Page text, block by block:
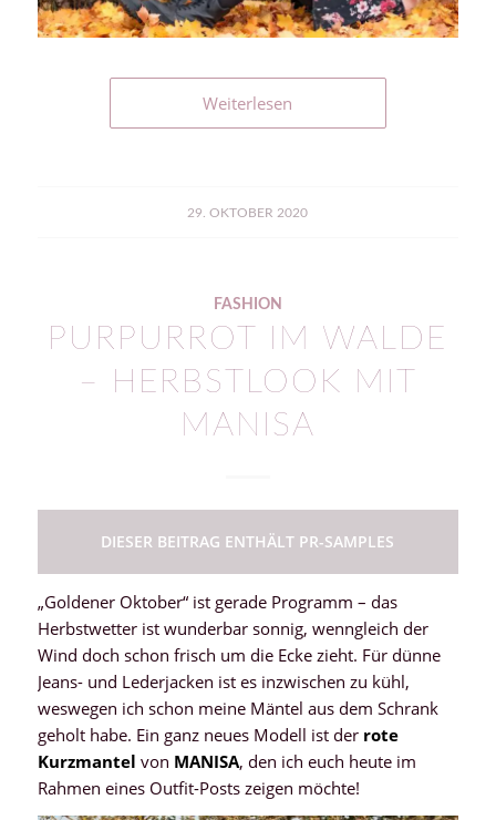
Weiterlesen
29. OKTOBER 2020
FASHION
PURPURROT IM WALDE
– HERBSTLOOK MIT
MANISA
DIESER BEITRAG ENTHÄLT PR-SAMPLES
„Goldener Oktober“ ist gerade Programm – das
Herbstwetter ist wunderbar sonnig, wenngleich der
Wind doch schon frisch um die Ecke zieht. Für dünne
Jeans- und Lederjacken ist es inzwischen zu kühl,
weswegen ich schon meine Mäntel aus dem Schrank
geholt habe. Ein ganz neues Modell ist der rote
Kurzmantel von MANISA, den ich euch heute im
Rahmen eines Outfit-Posts zeigen möchte!